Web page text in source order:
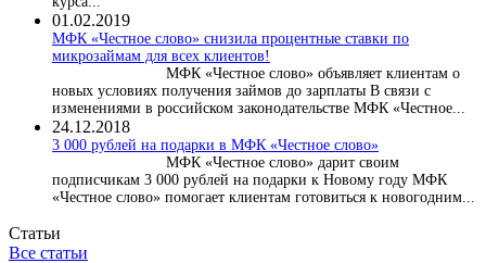
01.02.2019
МФК «Честное слово» снизила процентные ставки по
микрозаймам для всех клиентов!
МФК «Честное слово» объявляет клиентам о
новых условиях получения займов до зарплаты В связи с
изменениями в российском законодательстве МФК «Честное...
24.12.2018
3 000 рублей на подарки в МФК «Честное слово»
МФК «Честное слово» дарит своим
подписчикам 3 000 рублей на подарки к Новому году МФК
«Честное слово» помогает клиентам готовиться к новогодним...
Статьи
Все статьи